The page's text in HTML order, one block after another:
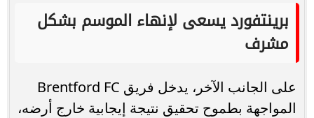
برينتفورد يسعى لإنهاء الموسم بشكل
مشرف
على الجانب الآخر، يدخل فريق Brentford FC
المواجهة بطموح تحقيق نتيجة إيجابية خارج أرضه،